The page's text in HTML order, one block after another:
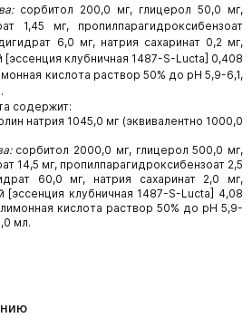
сорбитол 200,0 мг, глицерол 50,0 мг,
1,45 мг, пропилпарагидроксибензоат
6,0 мг, натрия сахаринат 0,2 мг,
[эссенция клубничная 1487-S-Lucta] 0,408
кислота раствор 50% до рН 5,9-6,1,
содержит:
натрия 1045,0 мг (эквивалентно 1000,0
сорбитол 2000,0 мг, глицерол 500,0 мг,
14,5 мг, пропилпарагидроксибензоат 2,5
60,0 мг, натрия сахаринат 2,0 мг,
[эссенция клубничная 1487-S-Lucta] 4,08
кислота раствор 50% до рН 5,9-
мл.